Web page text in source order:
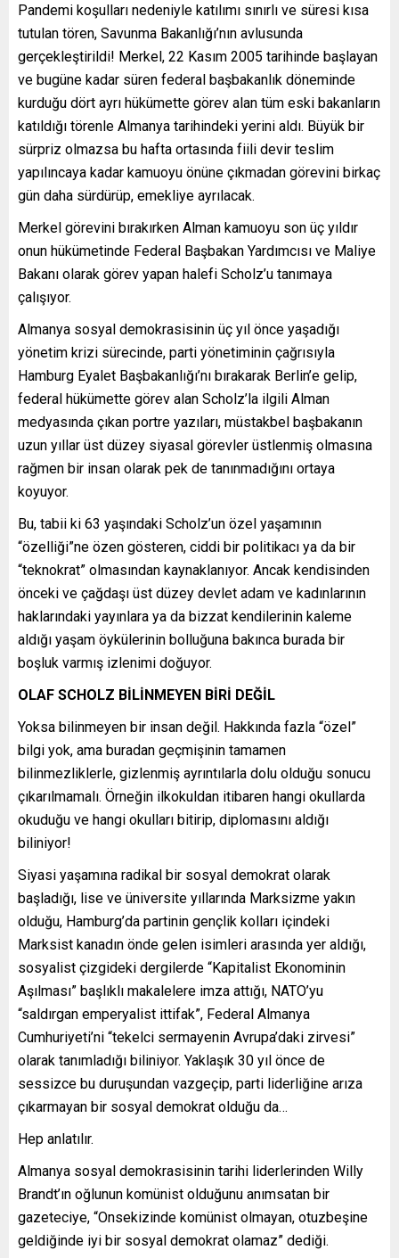
Pandemi koşulları nedeniyle katılımı sınırlı ve süresi kısa
tutulan tören, Savunma Bakanlığı’nın avlusunda
gerçekleştirildi! Merkel, 22 Kasım 2005 tarihinde başlayan
ve bugüne kadar süren federal başbakanlık döneminde
kurduğu dört ayrı hükümette görev alan tüm eski bakanların
katıldığı törenle Almanya tarihindeki yerini aldı. Büyük bir
sürpriz olmazsa bu hafta ortasında fiili devir teslim
yapılıncaya kadar kamuoyu önüne çıkmadan görevini birkaç
gün daha sürdürüp, emekliye ayrılacak.
Merkel görevini bırakırken Alman kamuoyu son üç yıldır
onun hükümetinde Federal Başbakan Yardımcısı ve Maliye
Bakanı olarak görev yapan halefi Scholz’u tanımaya
çalışıyor.
Almanya sosyal demokrasisinin üç yıl önce yaşadığı
yönetim krizi sürecinde, parti yönetiminin çağrısıyla
Hamburg Eyalet Başbakanlığı’nı bırakarak Berlin’e gelip,
federal hükümette görev alan Scholz’la ilgili Alman
medyasında çıkan portre yazıları, müstakbel başbakanın
uzun yıllar üst düzey siyasal görevler üstlenmiş olmasına
rağmen bir insan olarak pek de tanınmadığını ortaya
koyuyor.
Bu, tabii ki 63 yaşındaki Scholz’un özel yaşamının
“özelliği”ne özen gösteren, ciddi bir politikacı ya da bir
“teknokrat” olmasından kaynaklanıyor. Ancak kendisinden
önceki ve çağdaşı üst düzey devlet adam ve kadınlarının
haklarındaki yayınlara ya da bizzat kendilerinin kaleme
aldığı yaşam öykülerinin bolluğuna bakınca burada bir
boşluk varmış izlenimi doğuyor.
OLAF SCHOLZ BİLİNMEYEN BİRİ DEĞİL
Yoksa bilinmeyen bir insan değil. Hakkında fazla “özel”
bilgi yok, ama buradan geçmişinin tamamen
bilinmezliklerle, gizlenmiş ayrıntılarla dolu olduğu sonucu
çıkarılmamalı. Örneğin ilkokuldan itibaren hangi okullarda
okuduğu ve hangi okulları bitirip, diplomasını aldığı
biliniyor!
Siyasi yaşamına radikal bir sosyal demokrat olarak
başladığı, lise ve üniversite yıllarında Marksizme yakın
olduğu, Hamburg’da partinin gençlik kolları içindeki
Marksist kanadın önde gelen isimleri arasında yer aldığı,
sosyalist çizgideki dergilerde “Kapitalist Ekonominin
Aşılması” başlıklı makalelere imza attığı, NATO’yu
“saldırgan emperyalist ittifak”, Federal Almanya
Cumhuriyeti’ni “tekelci sermayenin Avrupa’daki zirvesi”
olarak tanımladığı biliniyor. Yaklaşık 30 yıl önce de
sessizce bu duruşundan vazgeçip, parti liderliğine arıza
çıkarmayan bir sosyal demokrat olduğu da…
Hep anlatılır.
Almanya sosyal demokrasisinin tarihi liderlerinden Willy
Brandt’ın oğlunun komünist olduğunu anımsatan bir
gazeteciye, “Onsekizinde komünist olmayan, otuzbeşine
geldiğinde iyi bir sosyal demokrat olamaz” dediği.